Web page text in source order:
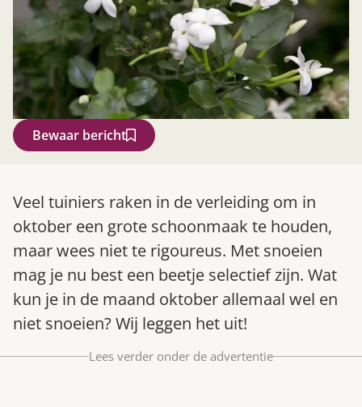
Gardeners’ World 08/2026
Bewaar bericht
Veel tuiniers raken in de verleiding om in
oktober een grote schoonmaak te houden,
maar wees niet te rigoureus. Met snoeien
mag je nu best een beetje selectief zijn. Wat
kun je in de maand oktober allemaal wel en
niet snoeien? Wij leggen het uit!
Lees verder onder de advertentie